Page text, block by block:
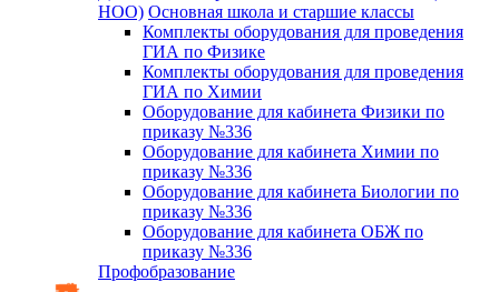
НОО) Основная школа и старшие классы
Комплекты оборудования для проведения
ГИА по Физике
Комплекты оборудования для проведения
ГИА по Химии
Оборудование для кабинета Физики по
приказу №336
Оборудование для кабинета Химии по
приказу №336
Оборудование для кабинета Биологии по
приказу №336
Оборудование для кабинета ОБЖ по
приказу №336
Профобразование